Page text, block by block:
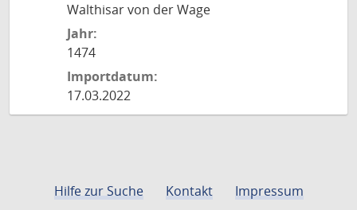
Walthisar von der Wage
Jahr:
1474
Importdatum:
17.03.2022
Hilfe zur Suche Kontakt
Impressum